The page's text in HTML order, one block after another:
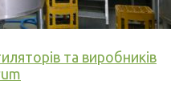
та виробників